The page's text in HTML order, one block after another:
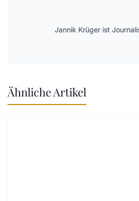
Jannik Krüger ist
Ähnliche Artikel